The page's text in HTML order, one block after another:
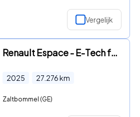
Vergelijk
Renault Espace - E-Tech full hybrid 200 esprit Alpine 7p. | Airco Automatisch
2025 27.276km
Zaltbommel (GE)